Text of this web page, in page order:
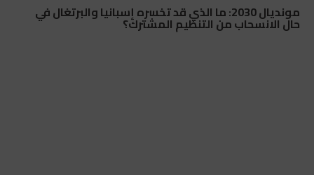
مونديال 2030: ما الذي قد تخسره إسبانيا والبرتغال في
حال الانسحاب من التنظيم المشترك؟